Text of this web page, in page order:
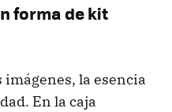
forma de kit
imágenes, la esencia
En la caja